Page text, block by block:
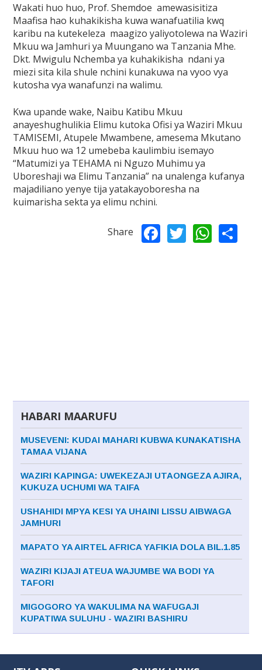
Wakati huo huo, Prof. Shemdoe amewasisitiza
Maafisa hao kuhakikisha kuwa wanafuatilia kwq
karibu na kutekeleza maagizo yaliyotolewa na Waziri
Mkuu wa Jamhuri ya Muungano wa Tanzania Mhe.
Dkt. Mwigulu Nchemba ya kuhakikisha ndani ya
miezi sita kila shule nchini kunakuwa na vyoo vya
kutosha vya wanafunzi na walimu.
Kwa upande wake, Naibu Katibu Mkuu
anayeshughulikia Elimu kutoka Ofisi ya Waziri Mkuu
TAMISEMI, Atupele Mwambene, amesema Mkutano
Mkuu huo wa 12 umebeba kaulimbiu isemayo
“Matumizi ya TEHAMA ni Nguzo Muhimu ya
Uboreshaji wa Elimu Tanzania” na unalenga kufanya
majadiliano yenye tija yatakayoboresha na
kuimarisha sekta ya elimu nchini.
Share Facebook
Twitter
HABARI MAARUFU
MUSEVENI: KUDAI MAHARI KUBWA KUNAKATISHA
TAMAA VIJANA
WAZIRI KAPINGA: UWEKEZAJI UTAONGEZA AJIRA,
KUKUZA UCHUMI WA TAIFA
USHAHIDI MPYA KESI YA UHAINI LISSU AIBWAGA
JAMHURI
MAPATO YA AIRTEL AFRICA YAFIKIA DOLA BIL.1.85
WAZIRI KIJAJI ATEUA WAJUMBE WA BODI YA
TAFORI
MIGOGORO YA WAKULIMA NA WAFUGAJI
KUPATIWA SULUHU - WAZIRI BASHIRU